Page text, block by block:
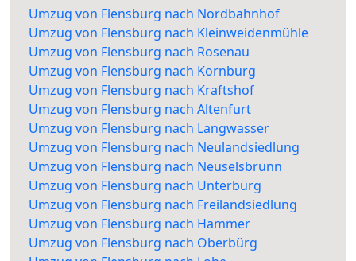
Umzug von Flensburg nach Nordbahnhof
Umzug von Flensburg nach Kleinweidenmühle
Umzug von Flensburg nach Rosenau
Umzug von Flensburg nach Kornburg
Umzug von Flensburg nach Kraftshof
Umzug von Flensburg nach Altenfurt
Umzug von Flensburg nach Langwasser
Umzug von Flensburg nach Neulandsiedlung
Umzug von Flensburg nach Neuselsbrunn
Umzug von Flensburg nach Unterbürg
Umzug von Flensburg nach Freilandsiedlung
Umzug von Flensburg nach Hammer
Umzug von Flensburg nach Oberbürg